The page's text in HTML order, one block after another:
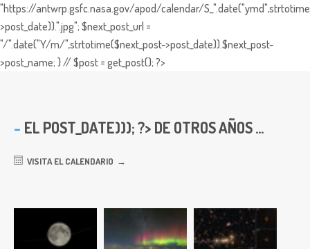
"https://antwrp.gsfc.nasa.gov/apod/calendar/
>post_date)).".jpg"; $next_post_url =
"/".date("Y/m/",strtotime($next_post->post_date)).$next_post-
>post_name; } // $post = get_post(); ?>
EL POST_DATE))); ?> DE OTROS AÑOS ...
VISITA EL CALENDARIO